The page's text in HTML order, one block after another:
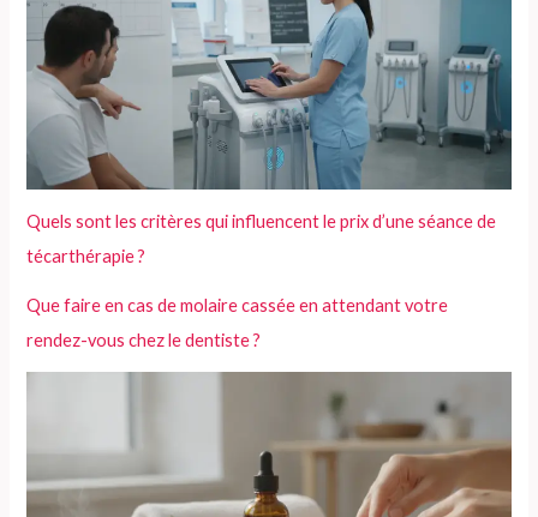
Quels sont les critères qui influencent le prix d’une séance de
técarthérapie ?
Que faire en cas de molaire cassée en attendant votre
rendez-vous chez le dentiste ?